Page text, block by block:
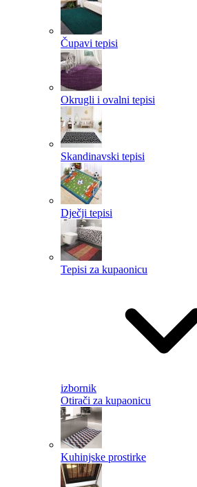
Čupavi tepisi
Okrugli i ovalni tepisi
Skandinavski tepisi
Dječji tepisi
Tepisi za kupaonicu
izbornik
Otirači za kupaonicu
Kuhinjske prostirke